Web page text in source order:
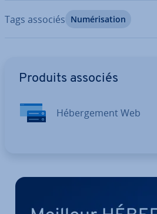
Tags associés Nu­mé­ri­sa­tion
Produits associés
Hé­ber­ge­ment Web